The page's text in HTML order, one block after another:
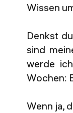
Wissen
Denkst
sind
werde
Wochen:
Wenn ja,